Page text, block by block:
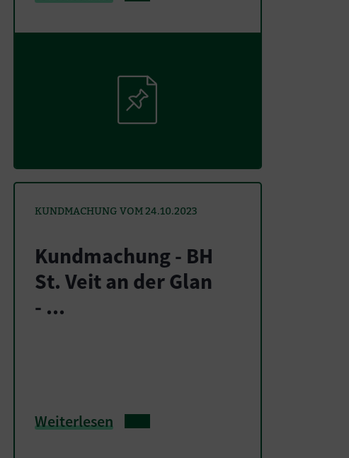
KUNDMACHUNG VOM 24.10.2023
Kundmachung - BH
St. Veit an der Glan
- ...
Weiterlesen